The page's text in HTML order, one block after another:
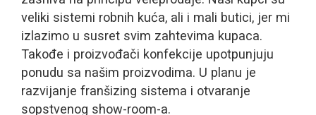
veliki sistemi robnih kuća, ali i mali butici, jer mi
izlazimo u susret svim zahtevima kupaca.
Takođe i proizvođači konfekcije upotpunjuju
ponudu sa našim proizvodima. U planu je
razvijanje franšizing sistema i otvaranje
sopstvenog show-room-a.